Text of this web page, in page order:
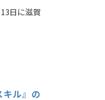
日に滋賀
ル』の